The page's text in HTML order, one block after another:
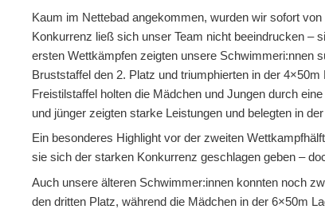
Kaum im Nettebad angekommen, wurden wir sofort
Konkurrenz ließ sich unser Team nicht beeindrucken –
ersten Wettkämpfen zeigten unsere Schwimmeri:nnen
Bruststaffel den 2. Platz und triumphierten in der
Freistilstaffel holten die Mädchen und Jungen durch
und jünger zeigten starke Leistungen und belegten in
Ein besonderes Highlight vor der zweiten
sie sich der starken Konkurrenz geschlagen geben –
Auch unsere älteren Schwimmer:innen konnten noch
den dritten Platz, während die Mädchen in der 6×50m